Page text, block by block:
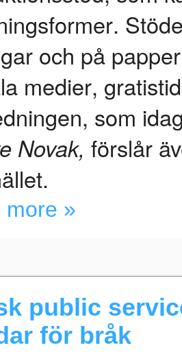
och på
medier,
som
Novak, förslår
more »
public
för bråk